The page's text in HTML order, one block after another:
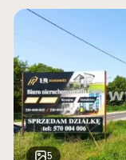
5